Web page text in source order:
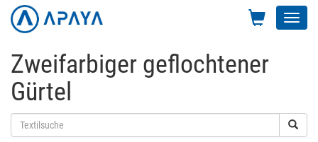
Zweifarbiger geflochtener
Gürtel